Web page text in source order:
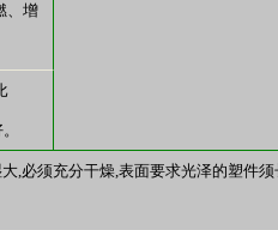
、增
,必须充分干燥,表面要求光泽的塑件